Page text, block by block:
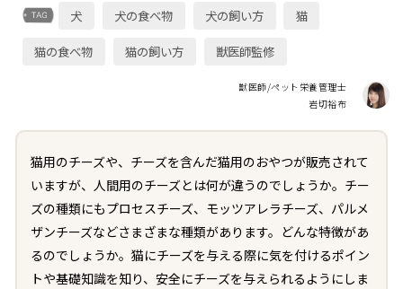
犬 犬の食べ物 犬の飼い方
猫
猫の食べ物
猫の飼い方 獣医師監修
獣医師/ペット栄養管理士
岩切裕布
猫用のチーズや、チーズを含んだ猫用のおやつが販売されて
いますが、人間用のチーズとは何が違うのでしょうか。チー
ズの種類にもプロセスチーズ、モッツアレラチーズ、パルメ
ザンチーズなどさまざまな種類があります。どんな特徴があ
るのでしょうか。猫にチーズを与える際に気を付けるポイン
トや基礎知識を知り、安全にチーズを与えられるようにしま